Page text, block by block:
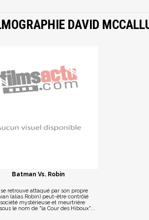
DAVID
Batman Vs. Robin
retrouve attaqué par son propre
(alias Robin) peut-être contrôlé
mystérieuse et meurtrière
le nom de "la Cour des Hiboux"...